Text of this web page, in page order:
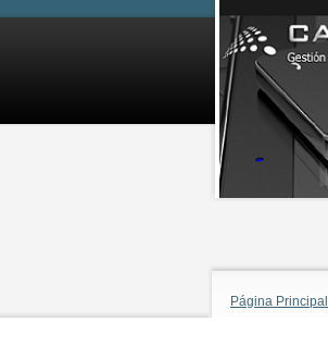
Página Principal